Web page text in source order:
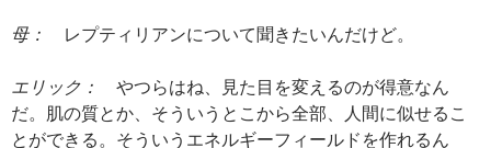
母： レプティリアンについて聞きたいんだけど。
エリック： やつらはね、見た目を変えるのが得意なん
だ。肌の質とか、そういうとこから全部、人間に似せるこ
とができる。そういうエネルギーフィールドを作れるん